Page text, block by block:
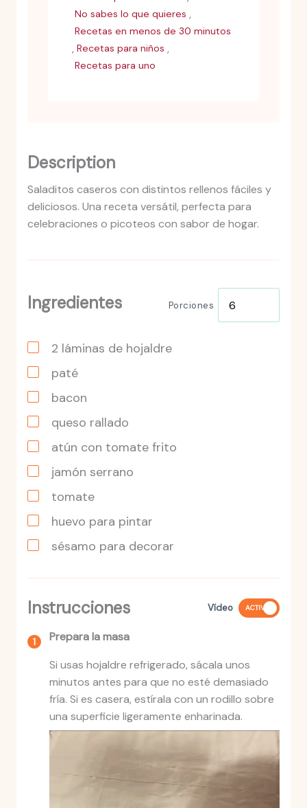
No sabes lo que quieres ,
Recetas en menos de 30 minutos
, Recetas para niños ,
Recetas para uno
Description
Saladitos caseros con distintos rellenos fáciles y
deliciosos. Una receta versátil, perfecta para
celebraciones o picoteos con sabor de hogar.
Ingredientes Porciones
2 láminas de hojaldre
paté
bacon
queso rallado
atún con tomate frito
jamón serrano
tomate
huevo para pintar
sésamo para decorar
Instrucciones Vídeo ACTIVO
Prepara la masa
Si usas hojaldre refrigerado, sácala unos
minutos antes para que no esté demasiado
fría. Si es casera, estírala con un rodillo sobre
una superficie ligeramente enharinada.